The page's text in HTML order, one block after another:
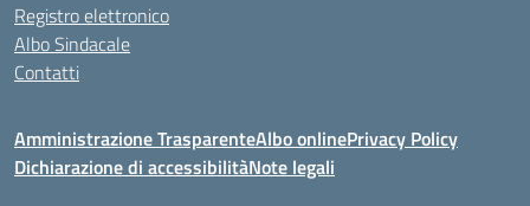
Registro elettronico
Albo Sindacale
Contatti
Amministrazione TrasparenteAlbo onlinePrivacy Policy
Dichiarazione di accessibilitàNote legali